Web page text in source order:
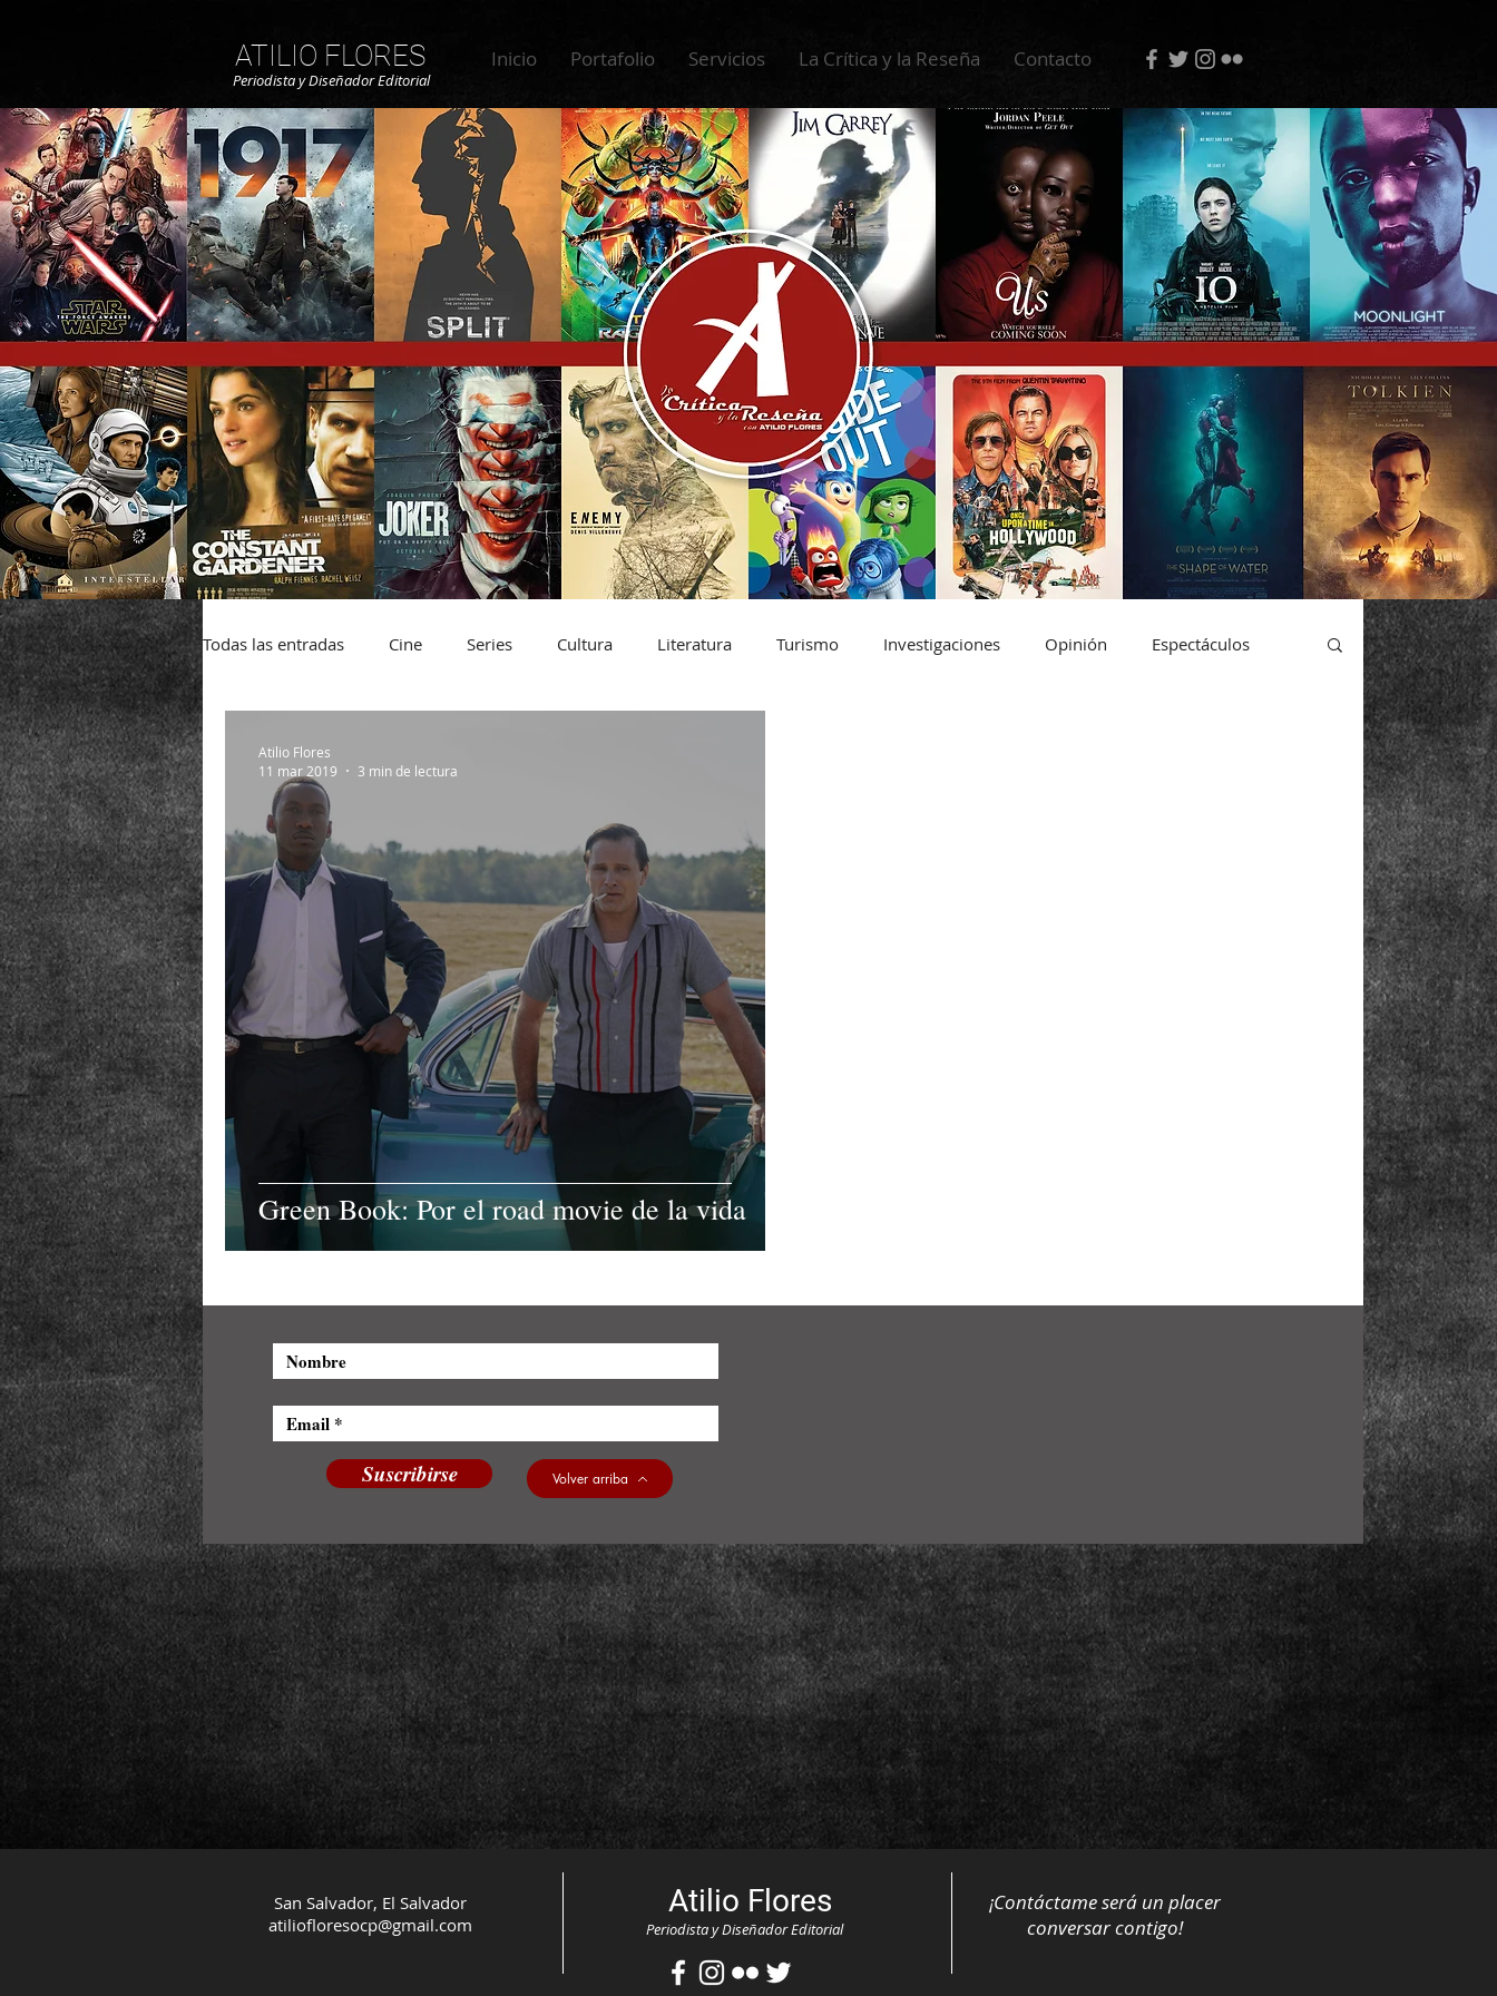
ATILIO FLORES
Periodista y Diseñador Editorial
Inicio Portafolio Servicios La Crítica y la Reseña Contacto
Todas las entradas Cine Series Cultura Literatura Turismo Investigaciones Opinión Espectáculos
Green Book: Por el road movie de la vida
Atilio Flores
11 mar 2019
3 min de lectura
Suscribirse Volver arriba
San Salvador, El Salvador
atiliofloresocp@gmail.com
Atilio Flores
Periodista y Diseñador Editorial
¡Contáctame será un placer
conversar contigo!